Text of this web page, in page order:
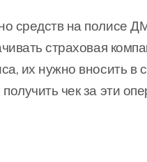
средств на полисе
страховая
их нужно вносить в
чек за эти